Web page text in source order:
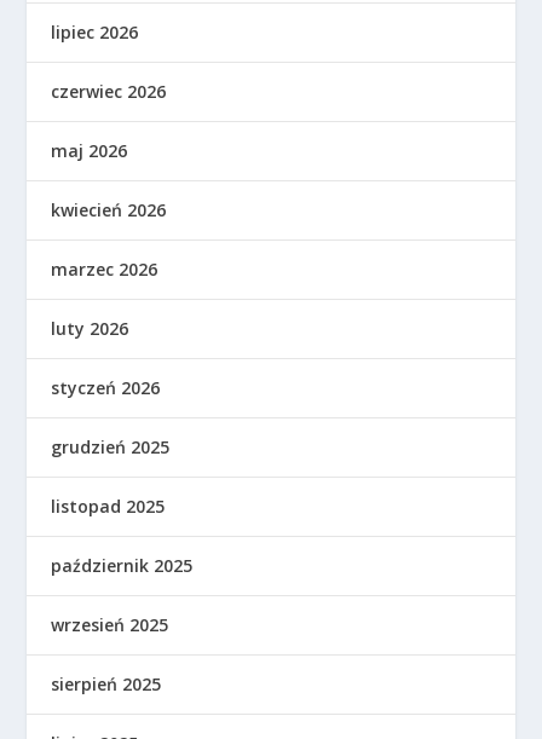
lipiec 2026
czerwiec 2026
maj 2026
kwiecień 2026
marzec 2026
luty 2026
styczeń 2026
grudzień 2025
listopad 2025
październik 2025
wrzesień 2025
sierpień 2025